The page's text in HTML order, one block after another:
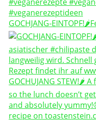
GOCHJANG-